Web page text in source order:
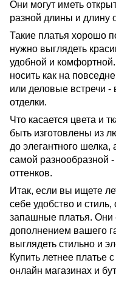
Они могут иметь
разной длины и длину
Такие платья хорошо
нужно выглядеть
удобной и
носить как на
или деловые встречи -
отделки.
Что касается цвета и
быть изготовлены из
до элегантного
самой разнообразной
оттенков.
Итак, если вы ищете
себе удобство и
запашные платья. Они
дополнением вашего
выглядеть стильно и
Купить летнее платье
онлайн магазинах и